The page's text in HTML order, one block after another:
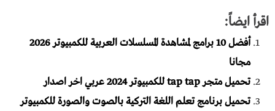
اقرأ ايضاً:
أفضل 10 برامج لمشاهدة المسلسلات العربية للكمبيوتر 2026
مجانا
تحميل متجر tap tap للكمبيوتر 2024 عربي اخر اصدار
تحميل برنامج تعلم اللغة التركية بالصوت والصورة للكمبيوتر